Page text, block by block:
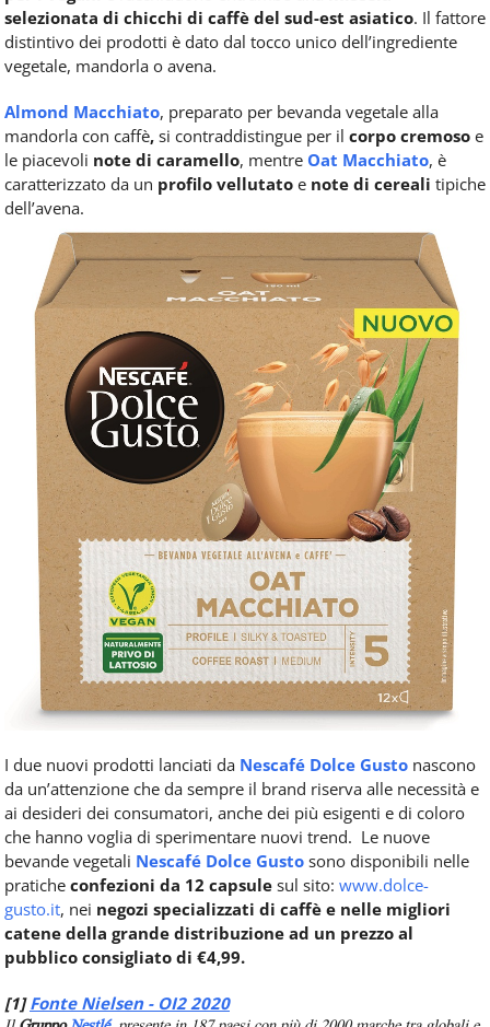
selezionata di chicchi di caffè del sud-est asiatico. Il fattore
distintivo dei prodotti è dato dal tocco unico dell’ingrediente
vegetale, mandorla o avena.
Almond Macchiato, preparato per bevanda vegetale alla
mandorla con caffè, si contraddistingue per il corpo cremoso e
le piacevoli note di caramello, mentre Oat Macchiato, è
caratterizzato da un profilo vellutato e note di cereali tipiche
dell’avena.
I due nuovi prodotti lanciati da Nescafé Dolce Gusto nascono
da un’attenzione che da sempre il brand riserva alle necessità e
ai desideri dei consumatori, anche dei più esigenti e di coloro
che hanno voglia di sperimentare nuovi trend. Le nuove
bevande vegetali Nescafé Dolce Gusto sono disponibili nelle
pratiche confezioni da 12 capsule sul sito: www.dolce-
gusto.it, nei negozi specializzati di caffè e nelle migliori
catene della grande distribuzione ad un prezzo al
pubblico consigliato di €4,99.
[1]Fonte Nielsen - OI2 2020